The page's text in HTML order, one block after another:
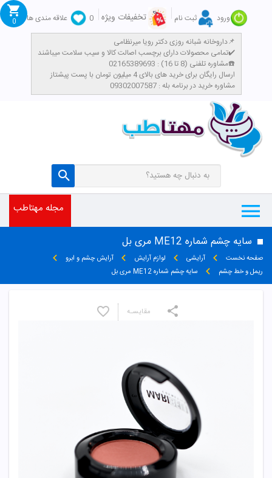
ورود ثبت نام تخفیفات ویژه 0
علاقه مندی ها
داروخانه شبانه روزی دکتر رویا میرنظامی📌
تمامی محصولات دارای برچسب اصالت کالا و سیب سلامت میباشند✔️
مشاوره تلفنی (8 تا 16) : 02165389693☎️
​ارسال رایگان برای خرید های بالای 4 میلیون تومان با پست پیشتاز
مشاوره خرید در برنامه بله : 09302007587
0
مجله مهتاطب
سایه چشم شماره ME12 مری بل
صفحه نخست آرایشی لوازم آرایش
آرایش چشم و ابرو
ریمل و خط چشم
سایه چشم شماره ME12 مری بل
مقایسـه